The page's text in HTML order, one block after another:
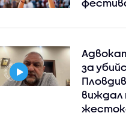
за
виждал